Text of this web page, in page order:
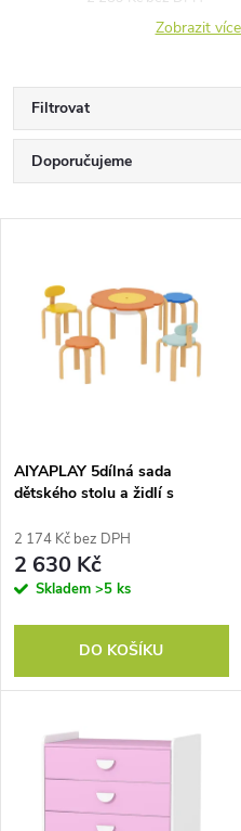
Zobrazit
Filtrovat
Ř
a
p
r
o
u
Doporučujeme
Nejprodávanější
Abecedně
s
p
r
o
d
AIYAPLAY 5dílná sada
dětského stolu a židlí s
do herny, dětský pokoj,
dřevěná, barevná
2 174 Kč bez DPH
2 630 Kč
Skladem >5 ks
DO KOŠÍKU